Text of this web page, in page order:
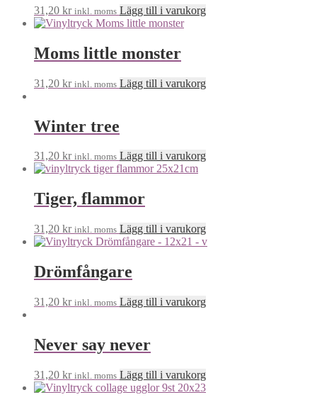
31,20 kr inkl. moms Lägg till i varukorg
Moms little monster
31,20 kr inkl. moms Lägg till i varukorg
Winter tree
31,20 kr inkl. moms Lägg till i varukorg
Tiger, flammor
31,20 kr inkl. moms Lägg till i varukorg
Drömfångare
31,20 kr inkl. moms Lägg till i varukorg
Never say never
31,20 kr inkl. moms Lägg till i varukorg